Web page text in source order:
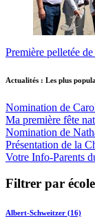
Première pelletée
Actualités : Les plus
Nomination de
Ma première fête
Nomination de
Présentation de la
Votre Info-Parents
Filtrer par
Albert-Schweitzer (16)